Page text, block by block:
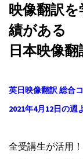
映像翻訳
績がある
日本映像
英日映像翻訳 総合
2021年4月12日の週
全受講生が活用